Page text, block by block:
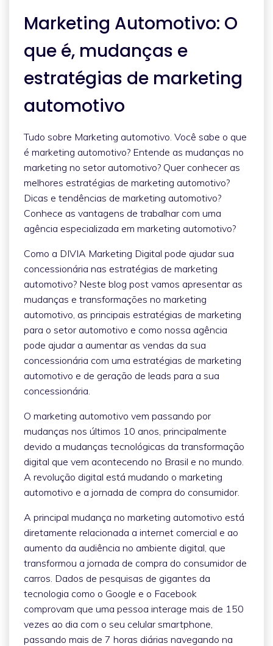
Marketing Automotivo: O
que é, mudanças e
estratégias de marketing
automotivo
Tudo sobre Marketing automotivo. Você sabe o que
é marketing automotivo? Entende as mudanças no
marketing no setor automotivo? Quer conhecer as
melhores estratégias de marketing automotivo?
Dicas e tendências de marketing automotivo?
Conhece as vantagens de trabalhar com uma
agência especializada em marketing automotivo?
Como a DIVIA Marketing Digital pode ajudar sua
concessionária nas estratégias de marketing
automotivo? Neste blog post vamos apresentar as
mudanças e transformações no marketing
automotivo, as principais estratégias de marketing
para o setor automotivo e como nossa agência
pode ajudar a aumentar as vendas da sua
concessionária com uma estratégias de marketing
automotivo e de geração de leads para a sua
concessionária.
O marketing automotivo vem passando por
mudanças nos últimos 10 anos, principalmente
devido a mudanças tecnológicas da transformação
digital que vem acontecendo no Brasil e no mundo.
A revolução digital está mudando o marketing
automotivo e a jornada de compra do consumidor.
A principal mudança no marketing automotivo está
diretamente relacionada a internet comercial e ao
aumento da audiência no ambiente digital, que
transformou a jornada de compra do consumidor de
carros. Dados de pesquisas de gigantes da
tecnologia como o Google e o Facebook
comprovam que uma pessoa interage mais de 150
vezes ao dia com o seu celular smartphone,
passando mais de 7 horas diárias navegando na